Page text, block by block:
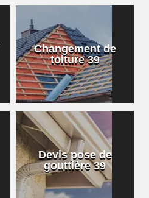
Changement de
toiture 39
Devis pose de
gouttière 39